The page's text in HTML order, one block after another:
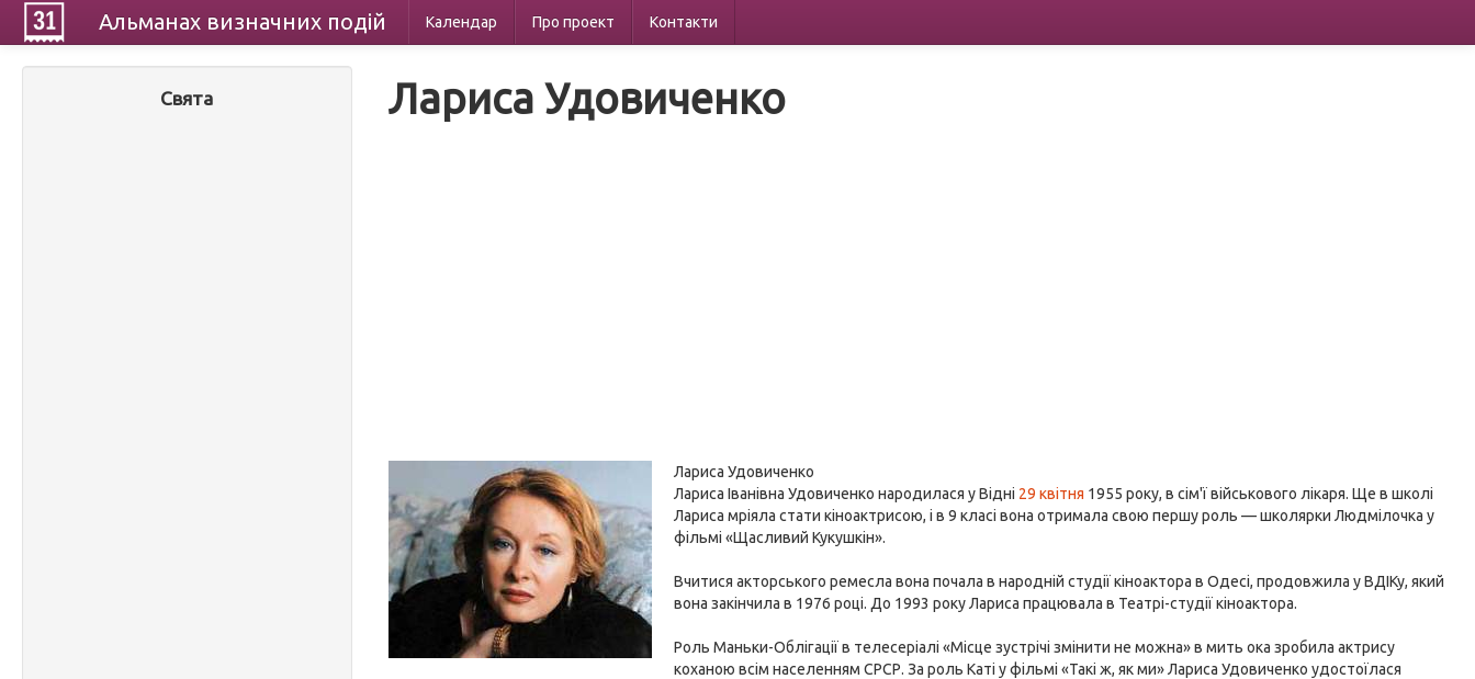
Альманах визначних подій Календар Про проект Контакти
Свята Лариса Удовиченко
Лариса Удовиченко
Лариса Іванівна Удовиченко народилася у Відні 29 квітня 1955 року, в сім'ї військового лікаря. Ще в школі
Лариса мріяла стати кіноактрисою, і в 9 класі вона отримала свою першу роль — школярки Людмілочка у
фільмі «Щасливий Кукушкін».
Вчитися акторського ремесла вона почала в народній студії кіноактора в Одесі, продовжила у ВДІКу, який
вона закінчила в 1976 році. До 1993 року Лариса працювала в Театрі-студії кіноактора.
Роль Маньки-Облігації в телесеріалі «Місце зустрічі змінити не можна» в мить ока зробила актрису
коханою всім населенням СРСР. За роль Каті у фільмі «Такі ж, як ми» Лариса Удовиченко удостоїлася